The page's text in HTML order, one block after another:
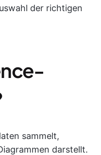
der richtigen
sammelt,
darstellt.